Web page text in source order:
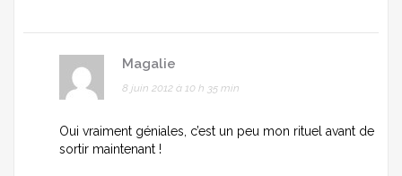
Magalie
8 juin 2012 à 10 h 35 min
Oui vraiment géniales, c’est un peu mon rituel avant de
sortir maintenant !